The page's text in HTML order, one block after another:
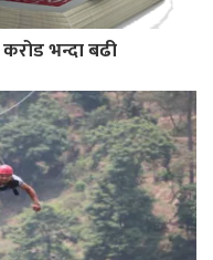
भन्दा बढी